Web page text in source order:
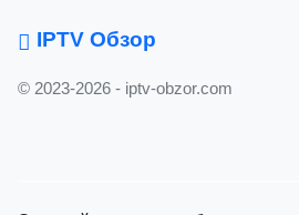
IPTV Обзор
© 2023-2026 - iptv-obzor.com